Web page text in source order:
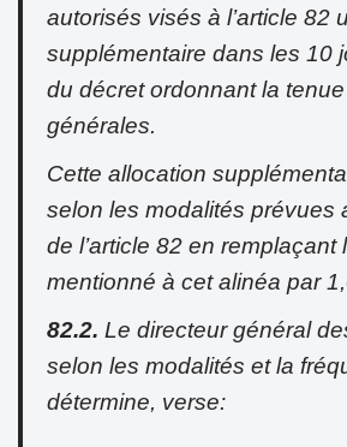
autorisés visés à l’article 82
supplémentaire dans les 10
du décret ordonnant la tenue
générales.
Cette allocation
selon les modalités prévues
de l’article 82 en remplaçant
mentionné à cet alinéa par
82.2. Le directeur général
selon les modalités et la
détermine, verse: